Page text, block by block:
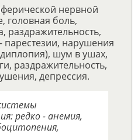
нервной
головная боль,
раздражительность,
парестезии, нарушения
шум в ушах,
раздражительность,
депрессия.
редко - анемия,